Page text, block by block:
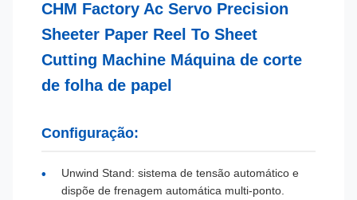
CHM Factory Ac Servo Precision
Sheeter Paper Reel To Sheet
Cutting Machine Máquina de corte
de folha de papel
Configuração:
Unwind Stand: sistema de tensão automático e
dispõe de frenagem automática multi-ponto.